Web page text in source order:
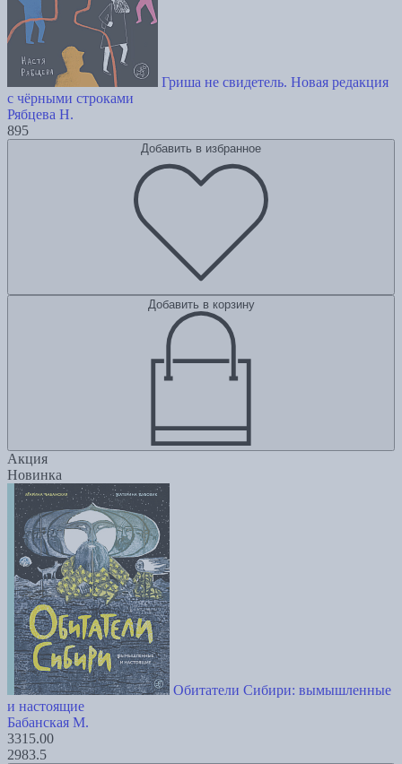
Гриша не свидетель. Новая редакция
с чёрными строками
Рябцева Н.
895
Добавить в избранное
Добавить в корзину
Акция
Новинка
Обитатели Сибири: вымышленные
и настоящие
Бабанская М.
3315.00
2983.5